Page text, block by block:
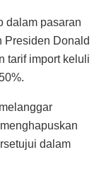
dalam pasaran
Presiden Donald
tarif import keluli
dalam